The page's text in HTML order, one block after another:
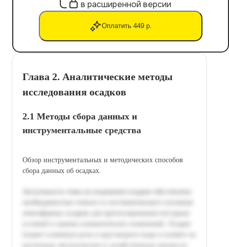
в расширенной версии
Оплатить 449 р.
Глава 2. Аналитические методы
исследования осадков
2.1 Методы сбора данных и
инструментальные средства
Обзор инструментальных и методических способов
сбора данных об осадках.